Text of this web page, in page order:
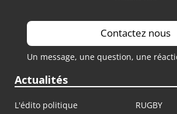
Contactez nous
Un message, une question, une
Actualités
L'édito politique
RUGBY